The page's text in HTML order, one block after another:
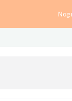
Nog